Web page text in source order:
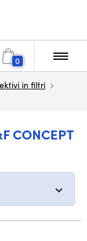
0
in filtri
CONCEPT